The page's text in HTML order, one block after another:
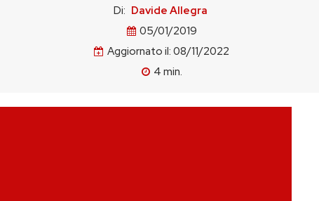
Di: Davide Allegra
05/01/2019
Aggiornato il: 08/11/2022
4 min.